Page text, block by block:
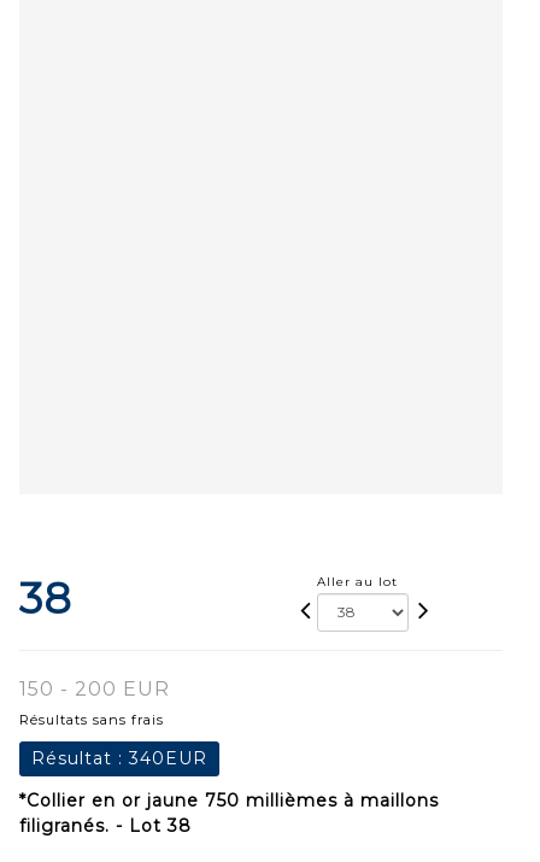
38 Aller au lot
150 - 200 EUR
Résultats sans frais
Résultat :340EUR
*Collier en or jaune 750 millièmes à maillons
filigranés. - Lot 38